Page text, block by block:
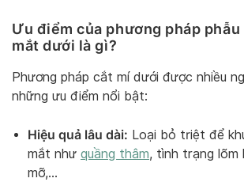
Ưu điểm của phương pháp
mắt dưới là gì?
Phương pháp cắt mí dưới được nhiều
những ưu điểm nổi bật:
Hiệu quả lâu dài: Loại bỏ triệt để
mắt như quầng thâm, tình trạng lõm
mỡ,…